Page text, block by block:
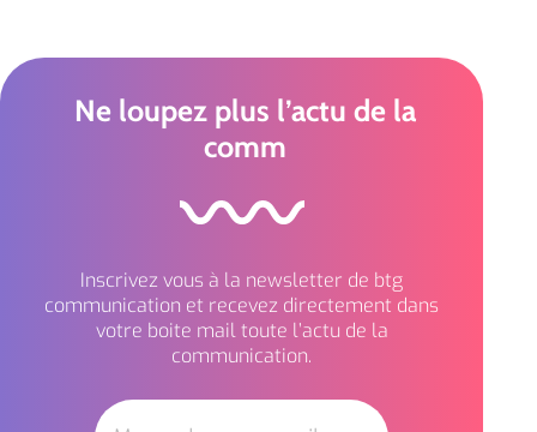
Ne loupez plus l’actu de la
comm
Inscrivez vous à la newsletter de btg
communication et recevez directement dans
votre boite mail toute l’actu de la
communication.